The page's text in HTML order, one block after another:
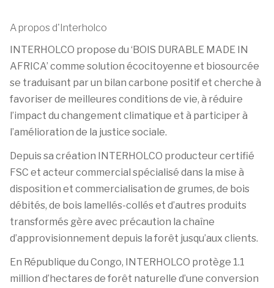
A propos d'Interholco
INTERHOLCO propose du ‘BOIS DURABLE MADE IN
AFRICA’ comme solution écocitoyenne et biosourcée
se traduisant par un bilan carbone positif et cherche à
favoriser de meilleures conditions de vie, à réduire
l’impact du changement climatique et à participer à
l’amélioration de la justice sociale.
Depuis sa création INTERHOLCO producteur certifié
FSC et acteur commercial spécialisé dans la mise à
disposition et commercialisation de grumes, de bois
débités, de bois lamellés-collés et d’autres produits
transformés gère avec précaution la chaîne
d’approvisionnement depuis la forêt jusqu’aux clients.
En République du Congo, INTERHOLCO protège 1.1
million d’hectares de forêt naturelle d’une conversion